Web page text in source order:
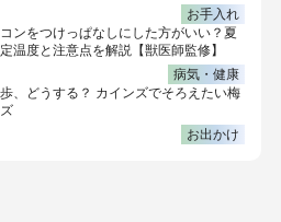
お手入れ
ンをつけっぱなしにした方がいい？夏
温度と注意点を解説【獣医師監修】
病気・健康
、どうする？ カインズでそろえたい梅
お出かけ